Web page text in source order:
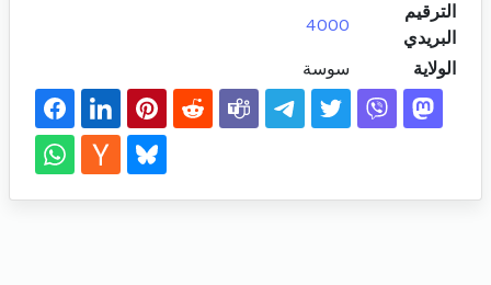
الترقيم
البريدي
4000
الولاية سوسة